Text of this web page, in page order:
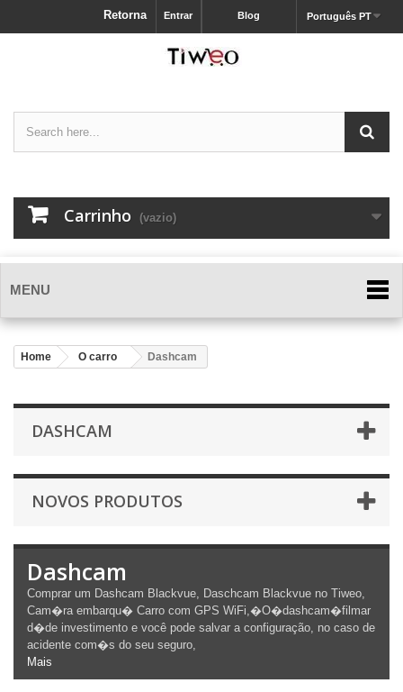
Português PT
Blog
Entrar
Retorna
Carrinho (vazio)
MENU
Home O carro Dashcam
DASHCAM
NOVOS PRODUTOS
Dashcam
Comprar um Dashcam Blackvue, Daschcam Blackvue no Tiweo,
Cam�ra embarqu� Carro com GPS WiFi,�O�dashcam�filmar
d�de investimento e você pode salvar a configuração, no caso de
acidente com�s do seu seguro,
Mais